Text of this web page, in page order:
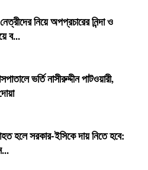
নিয়ে অপপ্রচারের নিন্দা ও
ব...
ভর্তি নাসীরুদ্দীন পাটওয়ারী,
হলে সরকার-ইসিকে দায় নিতে হবে: